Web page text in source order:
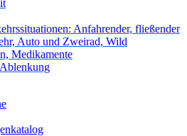
Anfahrender, fließender
Auto und Zweirad, Wild
Medikamente